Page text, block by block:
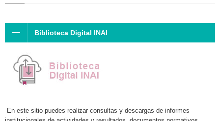
Biblioteca Digital INAI
En este sitio puedes realizar consultas y descargas de informes